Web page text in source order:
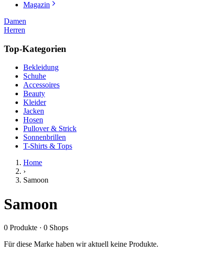
Magazin
Damen
Herren
Top-Kategorien
Bekleidung
Schuhe
Accessoires
Beauty
Kleider
Jacken
Hosen
Pullover & Strick
Sonnenbrillen
T-Shirts & Tops
Home
›
Samoon
Samoon
0 Produkte · 0 Shops
Für diese Marke haben wir aktuell keine Produkte.